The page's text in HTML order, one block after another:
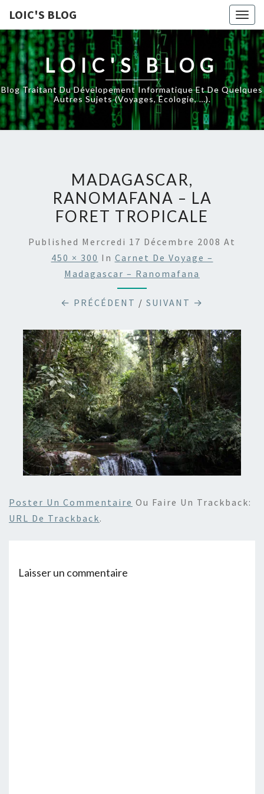
LOIC'S BLOG
LOIC'S BLOG
Blog Traitant Du Dévelopement Informatique Et De Quelques
Autres Sujets (voyages, Écologie, …).
MADAGASCAR,
RANOMAFANA – LA
FORET TROPICALE
Published Mercredi 17 Décembre 2008 At
450 × 300 In Carnet De Voyage –
Madagascar – Ranomafana
← PRÉCÉDENT / SUIVANT →
Poster Un Commentaire Ou Faire Un Trackback:
URL De Trackback.
Laisser un commentaire